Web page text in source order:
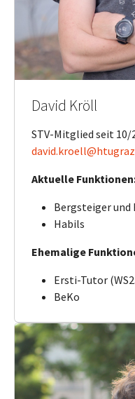
David Kröll
STV-Mitglied seit 10/
Aktuelle
Bergsteiger
Habils
Ehemalige
Ersti-Tutor
BeKo